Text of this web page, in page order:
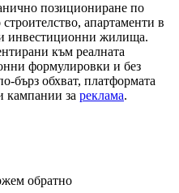
позициониране по
апартаменти в
инвестиционни жилища.
към реалната
формулировки и без
бърз обхват, платформата
кампании за реклама.
обратно